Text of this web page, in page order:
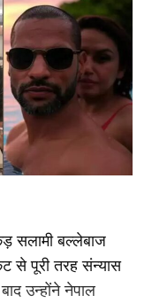
सलामी बल्लेबाज
से पूरी तरह संन्यास
उन्होंने नेपाल